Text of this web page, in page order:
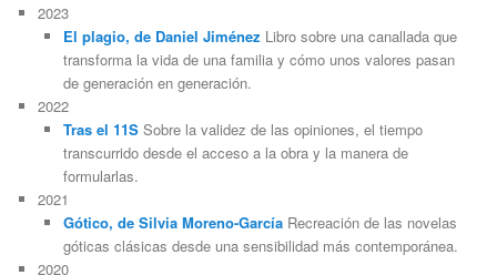
2023
El plagio, de Daniel Jiménez Libro sobre una canallada que
transforma la vida de una familia y cómo unos valores pasan
de generación en generación.
2022
Tras el 11SSobre la validez de las opiniones, el tiempo
transcurrido desde el acceso a la obra y la manera de
formularlas.
2021
Gótico, de Silvia Moreno-GarcíaRecreación de las novelas
góticas clásicas desde una sensibilidad más contemporánea.
2020